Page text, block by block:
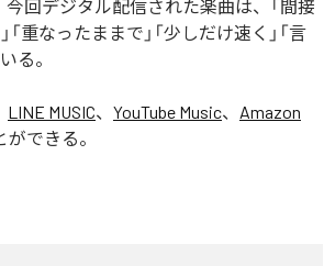
今回デジタル配信された楽曲は、「間接
重なったままで」「少しだけ速く」「言
る。
LINE MUSIC、 YouTube Music、 Amazon
できる。